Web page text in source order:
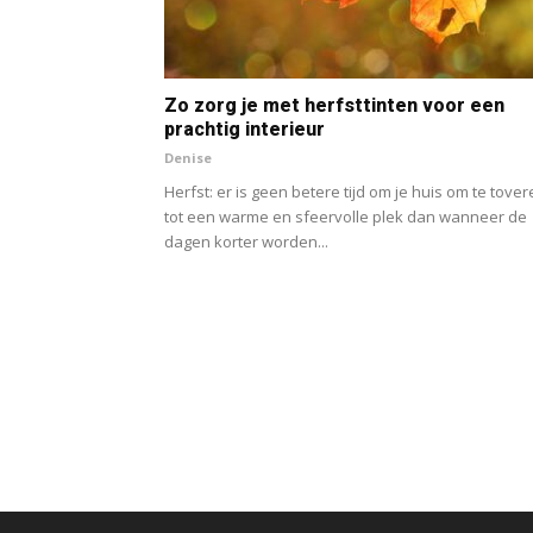
Zo zorg je met herfsttinten voor een
prachtig interieur
Denise
Herfst: er is geen betere tijd om je huis om te
tot een warme en sfeervolle plek dan wanneer de
dagen korter worden...